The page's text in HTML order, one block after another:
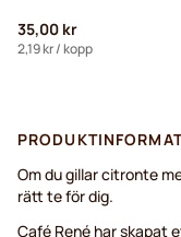
35,00 kr
2,19 kr/ kopp
Om du gillar citronte
rätt te för dig.
Café René har skapat